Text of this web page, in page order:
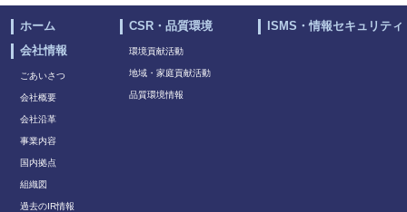
ホーム
会社情報
ごあいさつ
会社概要
会社沿革
事業内容
国内拠点
組織図
過去のIR情報
CSR・品質環境
環境貢献活動
地域・家庭貢献活動
品質環境情報
ISMS・情報セキュリティ